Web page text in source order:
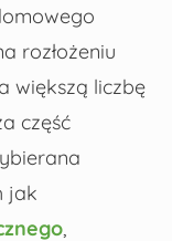
rozłożeniu
większą liczbę
część
jak
,